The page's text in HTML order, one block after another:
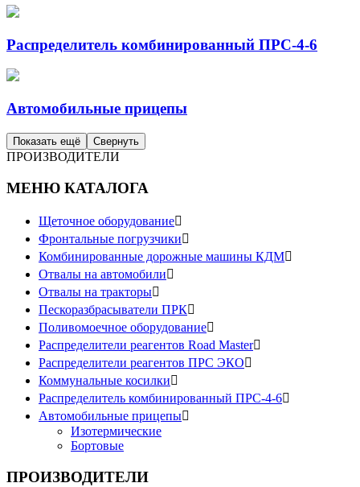
Распределитель комбинированный ПРС-4-6
Автомобильные прицепы
Показать ещё Свернуть
ПРОИЗВОДИТЕЛИ
МЕНЮ КАТАЛОГА
Щеточное оборудование
Фронтальные погрузчики
Комбинированные дорожные машины КДМ
Отвалы на автомобили
Отвалы на тракторы
Пескоразбрасыватели ПРК
Поливомоечное оборудование
Распределители реагентов Road Master
Распределители реагентов ПРС ЭКО
Коммунальные косилки
Распределитель комбинированный ПРС-4-6
Автомобильные прицепы
Изотермические
Бортовые
ПРОИЗВОДИТЕЛИ